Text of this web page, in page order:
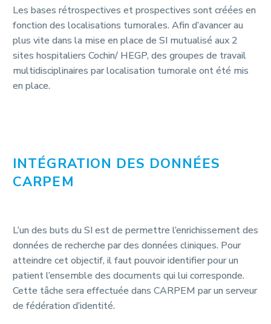
Les bases rétrospectives et prospectives sont créées en
fonction des localisations tumorales. Afin d’avancer au
plus vite dans la mise en place de SI mutualisé aux 2
sites hospitaliers Cochin/ HEGP, des groupes de travail
multidisciplinaires par localisation tumorale ont été mis
en place.
INTÉGRATION DES DONNÉES
CARPEM
L’un des buts du SI est de permettre l’enrichissement des
données de recherche par des données cliniques. Pour
atteindre cet objectif, il faut pouvoir identifier pour un
patient l’ensemble des documents qui lui corresponde.
Cette tâche sera effectuée dans CARPEM par un serveur
de fédération d’identité.